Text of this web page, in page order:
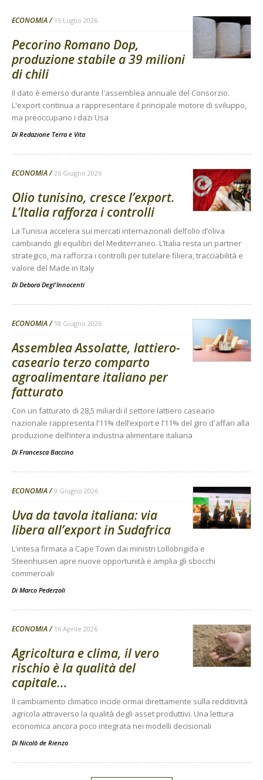
ECONOMIA 15 Luglio 2026
Pecorino Romano Dop,
produzione stabile a 39 milioni
di chili
Il dato è emerso durante l'assemblea annuale del Consorzio.
L'export continua a rappresentare il principale motore di sviluppo,
ma preoccupano i dazi Usa
Di Redazione Terra e Vita
ECONOMIA 26 Giugno 2026
Olio tunisino, cresce l’export.
L’Italia rafforza i controlli
La Tunisia accelera sui mercati internazionali dell’olio d’oliva
cambiando gli equilibri del Mediterraneo. L’Italia resta un partner
strategico, ma rafforza i controlli per tutelare filiera, tracciabilità e
valore del Made in Italy
Di Debora Degl'Innocenti
ECONOMIA 18 Giugno 2026
Assemblea Assolatte, lattiero-
caseario terzo comparto
agroalimentare italiano per
fatturato
Con un fatturato di 28,5 miliardi il settore lattiero caseario
nazionale rappresenta l’11% dell’export e l’11% del giro d'affari alla
produzione dell’intera industria alimentare italiana
Di Francesca Baccino
ECONOMIA 9 Giugno 2026
Uva da tavola italiana: via
libera all’export in Sudafrica
L'intesa firmata a Cape Town dai ministri Lollobrigida e
Steenhuisen apre nuove opportunità e amplia gli sbocchi
commerciali
Di Marco Pederzoli
ECONOMIA 16 Aprile 2026
Agricoltura e clima, il vero
rischio è la qualità del
capitale...
Il cambiamento climatico incide ormai direttamente sulla redditività
agricola attraverso la qualità degli asset produttivi. Una lettura
economica ancora poco integrata nei modelli decisionali
Di Nicolò de Rienzo